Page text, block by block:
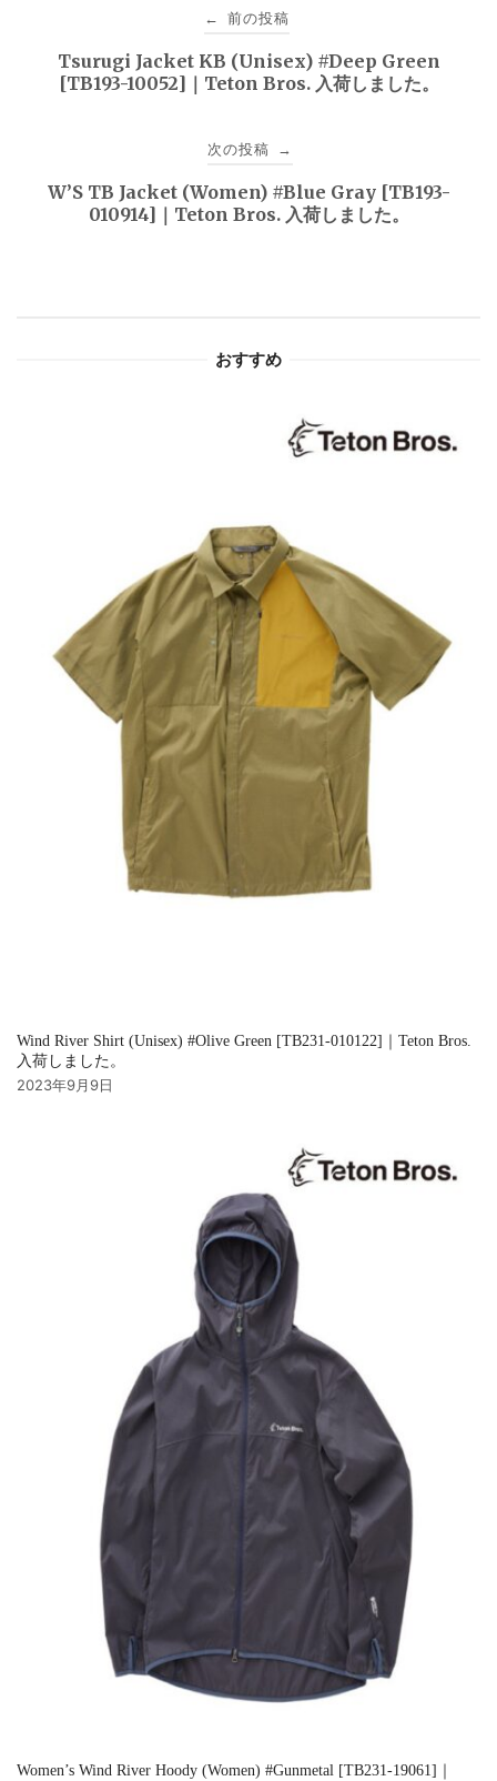
← 前の投稿
Tsurugi Jacket KB (Unisex) #Deep Green
[TB193-10052]｜Teton Bros. 入荷しました。
次の投稿 →
W’S TB Jacket (Women) #Blue Gray [TB193-
010914]｜Teton Bros. 入荷しました。
おすすめ
Wind River Shirt (Unisex) #Olive Green [TB231-010122]｜Teton Bros.
入荷しました。
2023年9月9日
Women’s Wind River Hoody (Women) #Gunmetal [TB231-19061]｜